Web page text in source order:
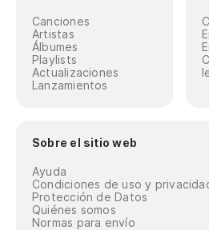
Canciones
Artistas
Álbumes
Playlists
Actualizaciones
Lanzamientos
Sobre el sitio web
Ayuda
Condiciones de uso y
Protección de Datos
Quiénes somos
Normas para envío